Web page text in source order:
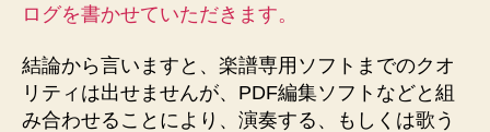
ログを書かせていただきます。
結論から言いますと、楽譜専用ソフトまでのクオ
リティは出せませんが、PDF編集ソフトなどと組
み合わせることにより、演奏する、もしくは歌う